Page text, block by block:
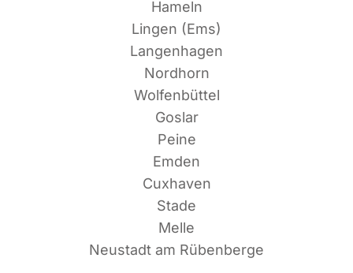
Hameln
Lin­gen (Ems)
Langenhagen
Nordhorn
Wolfenbüttel
Goslar
Peine
Emden
Cuxhaven
Stade
Melle
Neu­stadt am Rübenberge